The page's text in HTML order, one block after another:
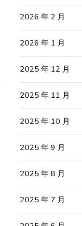
2026 年 2 月
2026 年 1 月
2025 年 12 月
2025 年 11 月
2025 年 10 月
2025 年 9 月
2025 年 8 月
2025 年 7 月